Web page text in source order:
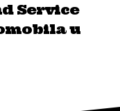
Service
u